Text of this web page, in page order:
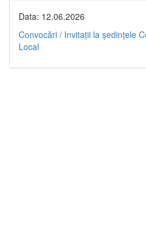
Data: 12.06.2026
Convocări / Invitaţii la şedinţele
Local